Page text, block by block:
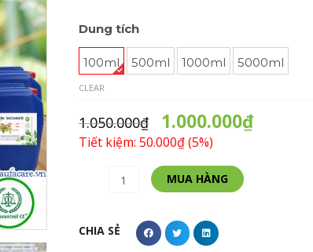
Dung tích
100ml 500ml 1000ml 5000ml
CLEAR
1.050.000₫ 1.000.000₫
Tiết kiệm: 50.000₫ (5%)
Tinh
Dầu
Bài
Hương
Hyssop
Essential
quantity
MUA HÀNG
CHIA SẺ